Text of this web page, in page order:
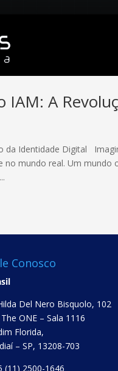
IAM: A
da Identidade Digital
no mundo real. Um
Conosco
Del Nero Bisquolo, 102
The ONE – Sala 1116
Florida,
– SP, 13208-703
(11) 2500-1646